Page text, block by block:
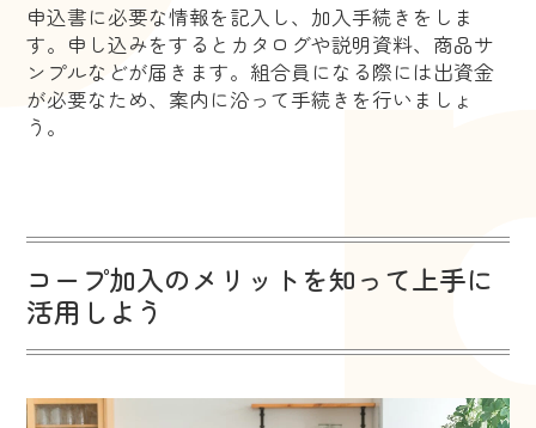
申込書に必要な情報を記入し、加入手続きをしま
す。申し込みをするとカタログや説明資料、商品サ
ンプルなどが届きます。組合員になる際には出資金
が必要なため、案内に沿って手続きを行いましょ
う。
コープ加入のメリットを知って上手に
活用しよう